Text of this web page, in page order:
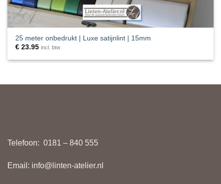
25 meter onbedrukt | Luxe satijnlint | 15mm
€ 23.95 incl. btw
Telefoon: 0181 – 840 555
Email: info@linten-atelier.nl